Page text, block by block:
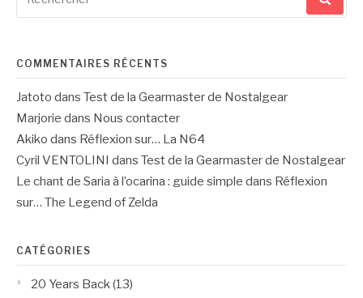
pour
COMMENTAIRES RÉCENTS
Jatoto dans Test de la Gearmaster de Nostalgear
Marjorie dans Nous contacter
Akiko dans Réflexion sur… La N64
Cyril VENTOLINI
dans Test de la Gearmaster de Nostalgear
Le chant de Saria à l’ocarina : guide simple dans Réflexion
sur… The Legend of Zelda
CATÉGORIES
20 Years Back(13)